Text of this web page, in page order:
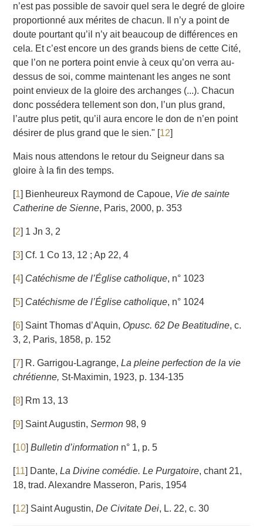
n’est pas possible de savoir quel sera le degré de gloire
proportionné aux mérites de chacun. Il n’y a point de
doute pourtant qu’il n’y ait beaucoup de différences en
cela. Et c’est encore un des grands biens de cette Cité,
que l’on ne portera point envie à ceux qu’on verra au-
dessus de soi, comme maintenant les anges ne sont
point envieux de la gloire des archanges (...). Chacun
donc possédera tellement son don, l’un plus grand,
l’autre plus petit, qu’il aura encore le don de n’en point
désirer de plus grand que le sien." [12]
Mais nous attendons le retour du Seigneur dans sa
gloire à la fin des temps.
[1] Bienheureux Raymond de Capoue, Vie de sainte
Catherine de Sienne, Paris, 2000, p. 353
[2] 1 Jn 3, 2
[3]Cf. 1 Co 13, 12 ; Ap 22, 4
[4] Catéchisme de l’Église catholique, n° 1023
[5] Catéchisme de l’Église catholique, n° 1024
[6] Saint Thomas d’Aquin, Opusc. 62 De Beatitudine, c.
3, 2, Paris, 1858, p. 152
[7] R. Garrigou-Lagrange,La pleine perfection de la vie
chrétienne, St-Maximin, 1923, p. 134-135
[8] Rm 13, 13
[9] Saint Augustin,Sermon 98, 9
[10]Bulletin d’information n° 1, p. 5
[11] Dante,La Divine comédie. Le Purgatoire, chant 21,
18, trad. Alexandre Masseron, Paris, 1954
[12] Saint Augustin,De Civitate Dei, L. 22, c. 30